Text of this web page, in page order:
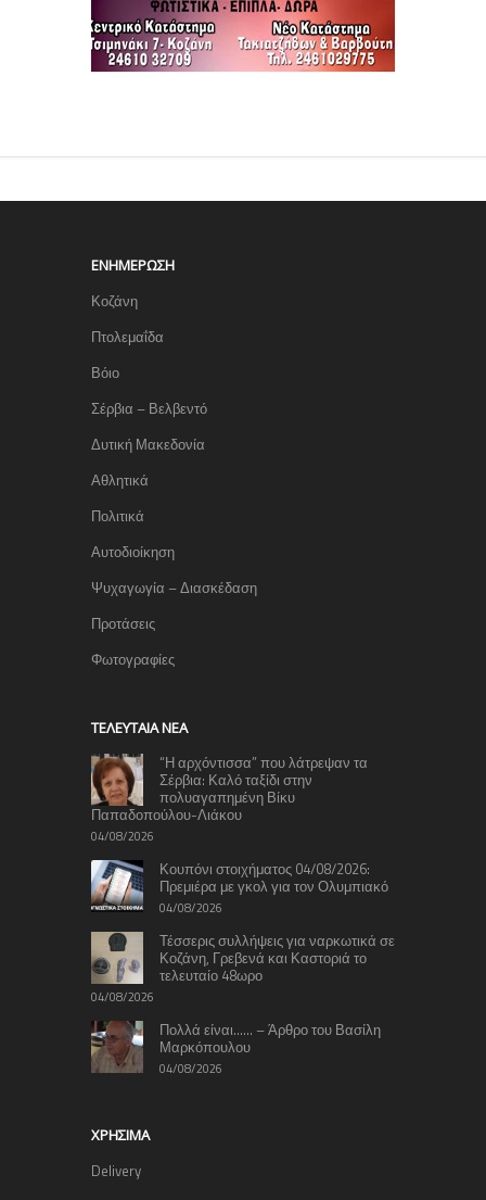
ΕΝΗΜΈΡΩΣΗ
Κοζάνη
Πτολεμαΐδα
Βόιο
Σέρβια – Βελβεντό
Δυτική Μακεδονία
Αθλητικά
Πολιτικά
Αυτοδιοίκηση
Ψυχαγωγία – Διασκέδαση
Προτάσεις
Φωτογραφίες
TΕΛΕΥΤΑΊΑ ΝΈΑ
“Η αρχόντισσα” που λάτρεψαν τα
Σέρβια: Καλό ταξίδι στην
πολυαγαπημένη Βίκυ
Παπαδοπούλου-Λιάκου
04/08/2026
Κουπόνι στοιχήματος 04/08/2026:
Πρεμιέρα με γκολ για τον Ολυμπιακό
04/08/2026
Τέσσερις συλλήψεις για ναρκωτικά σε
Κοζάνη, Γρεβενά και Καστοριά το
τελευταίο 48ωρο
04/08/2026
Πολλά είναι…… – Άρθρο του Βασίλη
Μαρκόπουλου
04/08/2026
ΧΡΉΣΙΜΑ
Delivery